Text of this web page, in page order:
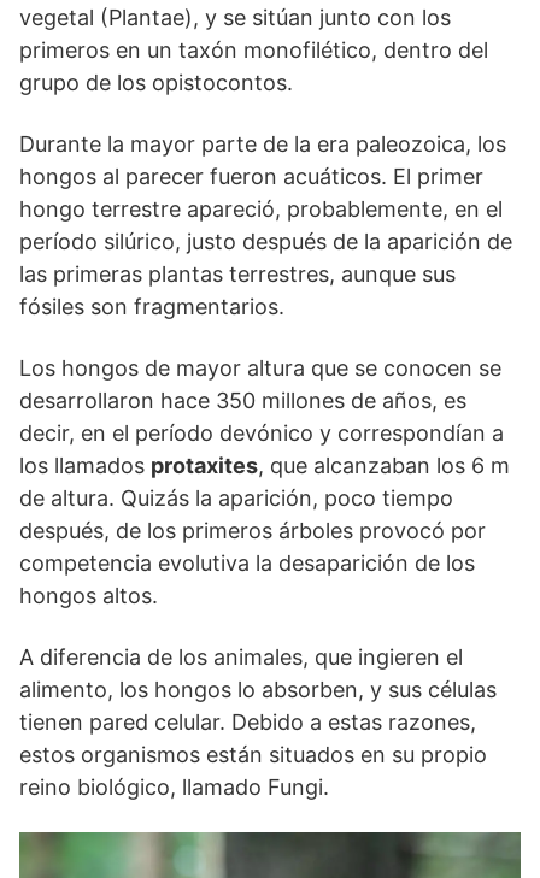
vegetal (Plantae), y se sitúan junto con los
primeros en un taxón monofilético, dentro del
grupo de los opistocontos.
Durante la mayor parte de la era paleozoica, los
hongos al parecer fueron acuáticos. El primer
hongo terrestre apareció, probablemente, en el
período silúrico, justo después de la aparición de
las primeras plantas terrestres, aunque sus
fósiles son fragmentarios.
Los hongos de mayor altura que se conocen se
desarrollaron hace 350 millones de años, es
decir, en el período devónico y correspondían a
los llamados protaxites, que alcanzaban los 6 m
de altura. Quizás la aparición, poco tiempo
después, de los primeros árboles provocó por
competencia evolutiva la desaparición de los
hongos altos.
A diferencia de los animales, que ingieren el
alimento, los hongos lo absorben, y sus células
tienen pared celular. Debido a estas razones,
estos organismos están situados en su propio
reino biológico, llamado Fungi.